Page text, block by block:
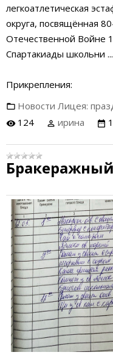
легкоатлетическая
округа, посвящённая
Отечественной Войне
Спартакиады школьни ...
Прикрепления:
Новости Лицея:
124
ирина